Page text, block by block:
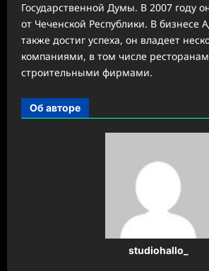
Государственной Думы. В 2007 году
от Чеченской Республики. В бизнесе
также достиг успеха, он владеет
компаниями, в том числе
строительными фирмами.
Об авторе
studiohallo_